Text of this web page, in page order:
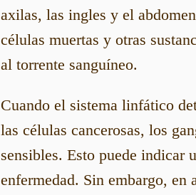
axilas, las ingles y el
células muertas y otras
al torrente sanguíneo.
Cuando el sistema linfático
las células cancerosas, los
sensibles. Esto puede indicar
enfermedad. Sin embargo, en